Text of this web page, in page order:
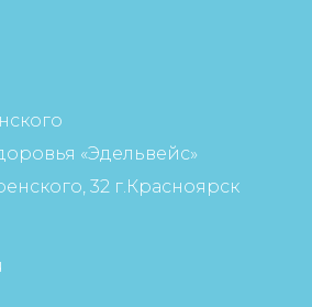
«Эдельвейс»
32 г.Красноярск